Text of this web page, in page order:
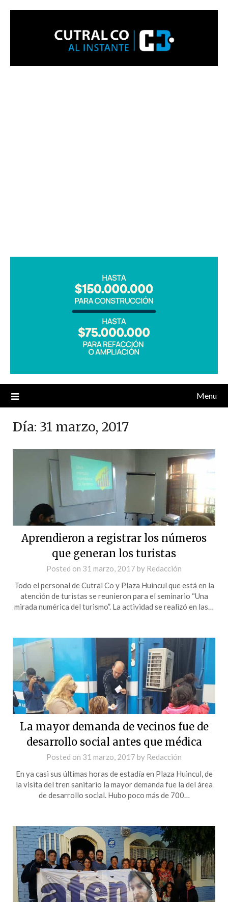
Menu
Día: 31 marzo, 2017
Aprendieron a registrar los números
que generan los turistas
Posted on 31 marzo, 2017 by Redacción
Todo el personal de Cutral Co y Plaza Huincul que está en la
atención de turistas se reunieron para el seminario “Una
mirada numérica del turismo”. La actividad se realizó en las…
La mayor demanda de vecinos fue de
desarrollo social antes que médica
Posted on 31 marzo, 2017 by Redacción
En ya casi sus últimas horas de estadía en Plaza Huincul, de
la visita del tren sanitario la mayor demanda fue la del área
de desarrollo social. Hubo poco más de 700…